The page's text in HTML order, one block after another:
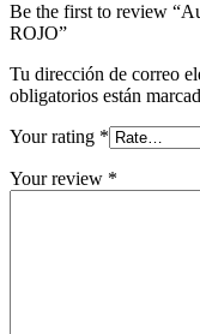
Be the first to review
ROJO”
Tu dirección de correo
obligatorios están
Your rating *
Your review *